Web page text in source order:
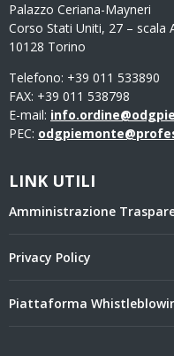
Palazzo Ceriana-Mayneri
Corso Stati Uniti, 27 – scala
10128 Torino
Telefono: +39 011 533890
FAX: +39 011 538798
E-mail:
PEC:
LINK UTILI
Amministrazione
Privacy Policy
Piattaforma